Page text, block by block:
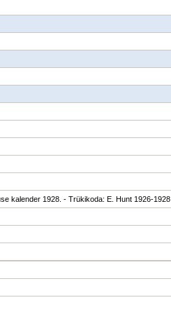
kalender 1928. - Trükikoda: E. Hunt 1926-1928